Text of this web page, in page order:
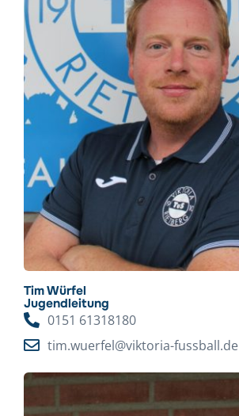
Tim Würfel
Jugendleitung
0151 61318180
tim.wuerfel@viktoria-fussball.de